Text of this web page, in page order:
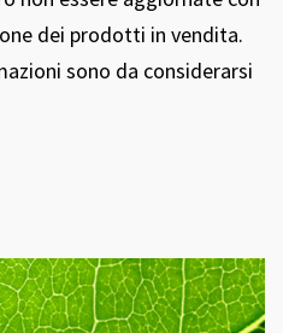
dei prodotti in vendita.
sono da considerarsi